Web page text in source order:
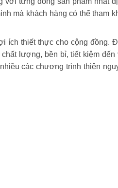
mà khách hàng có thể tham
ích thiết thực cho cộng đồng.
lượng, bền bỉ, tiết kiệm đến
các chương trình thiện